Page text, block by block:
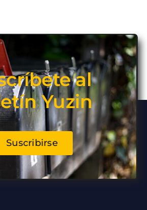
al
Yuzin
Suscribirse